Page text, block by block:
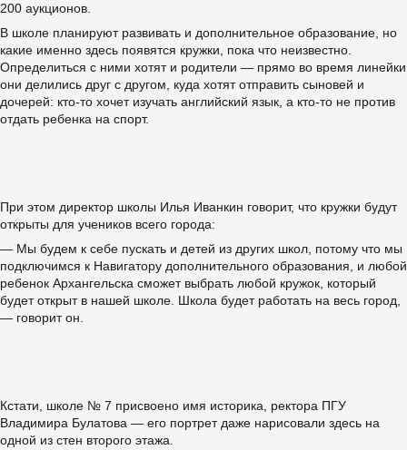
200 аукционов.
В школе планируют развивать и дополнительное образование, но
какие именно здесь появятся кружки, пока что неизвестно.
Определиться с ними хотят и родители — прямо во время линейки
они делились друг с другом, куда хотят отправить сыновей и
дочерей: кто-то хочет изучать английский язык, а кто-то не против
отдать ребенка на спорт.
При этом директор школы Илья Иванкин говорит, что кружки будут
открыты для учеников всего города:
— Мы будем к себе пускать и детей из других школ, потому что мы
подключимся к Навигатору дополнительного образования, и любой
ребенок Архангельска сможет выбрать любой кружок, который
будет открыт в нашей школе. Школа будет работать на весь город,
— говорит он.
Кстати, школе № 7 присвоено имя историка, ректора ПГУ
Владимира Булатова — его портрет даже нарисовали здесь на
одной из стен второго этажа.